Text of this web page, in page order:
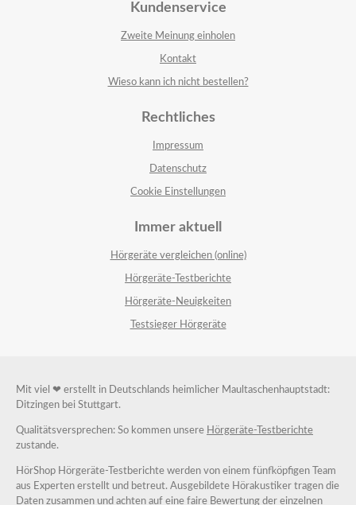
Kundenservice
Zweite Meinung einholen
Kontakt
Wieso kann ich nicht bestellen?
Rechtliches
Impressum
Datenschutz
Cookie Einstellungen
Immer aktuell
Hörgeräte vergleichen (online)
Hörgeräte-Testberichte
Hörgeräte-Neuigkeiten
Testsieger Hörgeräte
Mit viel ❤ erstellt in Deutschlands heimlicher Maultaschenhauptstadt:
Ditzingen bei Stuttgart.
Qualitätsversprechen: So kommen unsere Hörgeräte-Testberichte
zustande.
HörShop Hörgeräte-Testberichte werden von einem fünfköpfigen Team
aus Experten erstellt und betreut. Ausgebildete Hörakustiker tragen die
Daten zusammen und achten auf eine faire Bewertung der einzelnen